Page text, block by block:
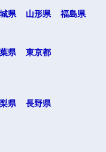
県 山形県 福島県
県
東京都
県 長野県